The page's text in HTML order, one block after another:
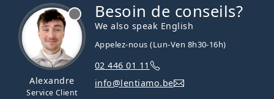
Alexandre
Service Client
Besoin de conseils?
We also speak English
Appelez-nous (Lun-Ven 8h30-16h)
02 446 01 11
info@lentiamo.be